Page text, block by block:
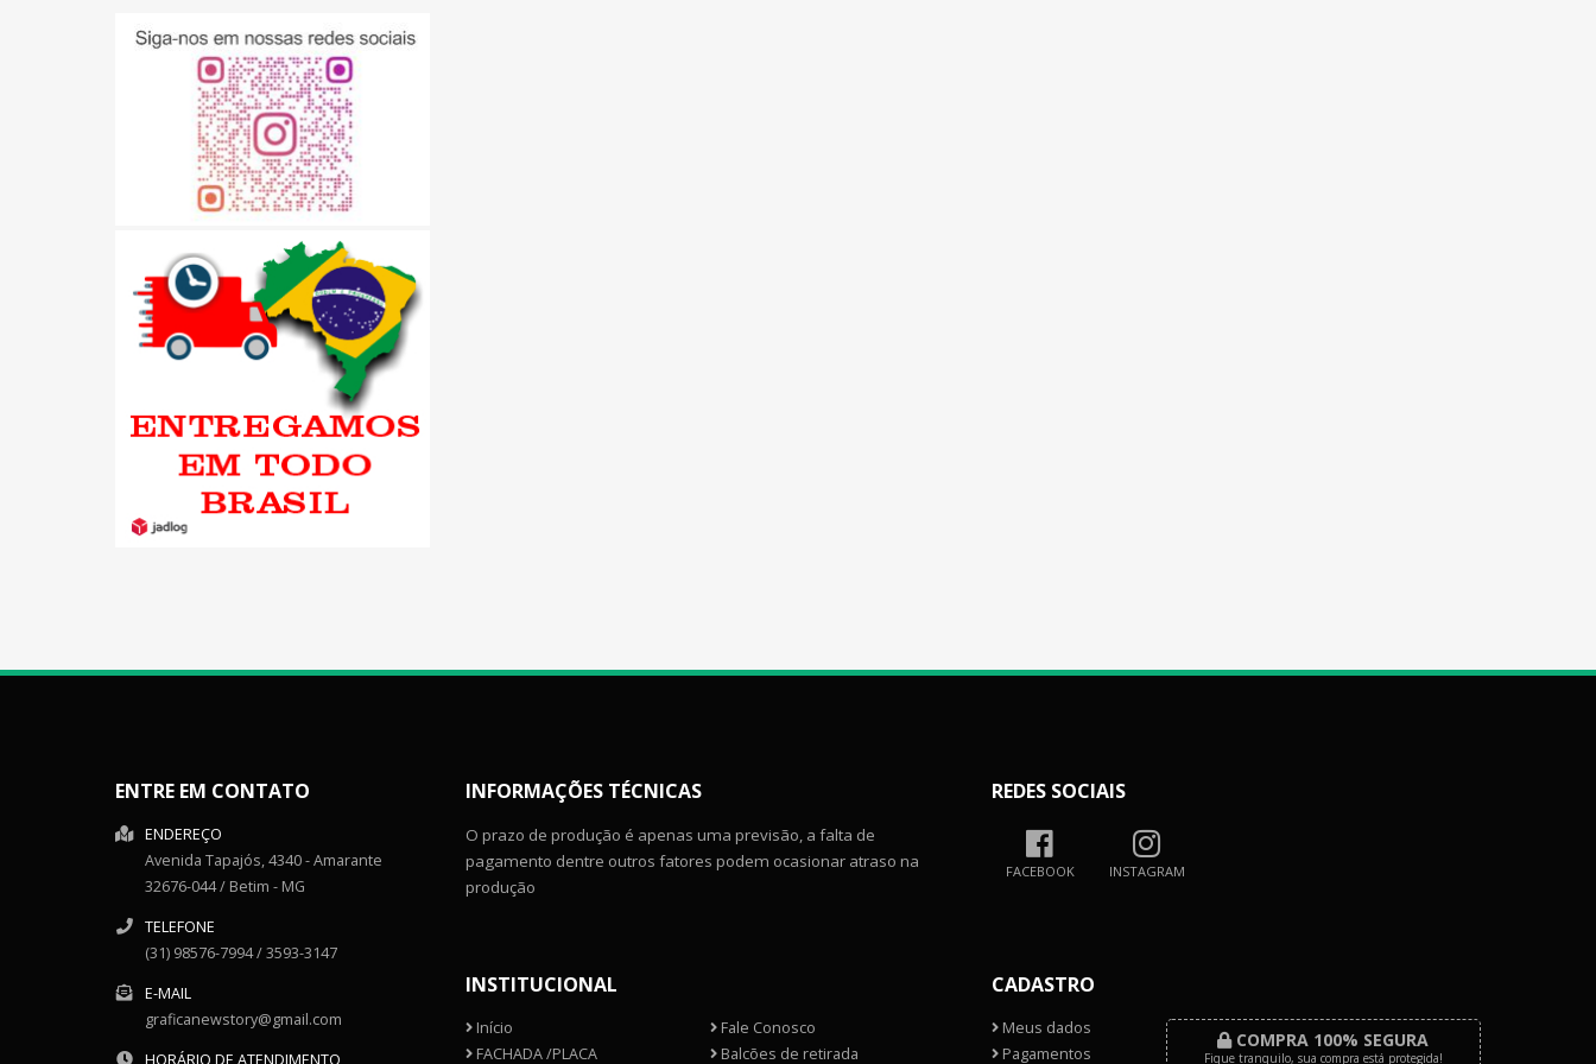
ENTRE EM CONTATO
ENDEREÇO
Avenida Tapajós, 4340- Amarante
32676-044/ Betim - MG
TELEFONE
(31) 98576-7994 / 3593-3147
E-MAIL
graficanewstory@gmail.com
INFORMAÇÕES TÉCNICAS
O prazo de produção é apenas uma previsão, a falta de
pagamento dentre outros fatores podem ocasionar atraso na
produção
REDES SOCIAIS
FACEBOOK INSTAGRAM
INSTITUCIONAL
Início
Fale Conosco
FACHADA /PLACA
Balcões de retirada
CADASTRO
Meus dados
Pagamentos
COMPRA 100% SEGURA
Fique tranquilo, sua compra está protegida!